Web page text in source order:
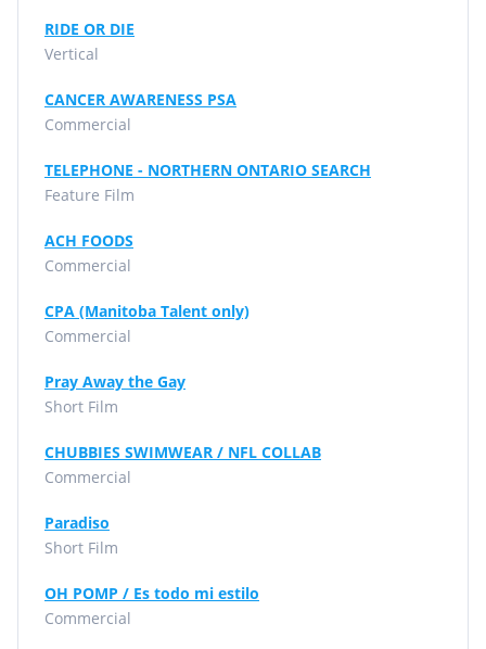
RIDE OR DIE
Vertical
CANCER AWARENESS PSA
Commercial
TELEPHONE - NORTHERN ONTARIO SEARCH
Feature Film
ACH FOODS
Commercial
CPA (Manitoba Talent only)
Commercial
Pray Away the Gay
Short Film
CHUBBIES SWIMWEAR / NFL COLLAB
Commercial
Paradiso
Short Film
OH POMP / Es todo mi estilo
Commercial